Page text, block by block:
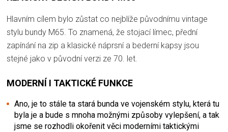
Hlavním cílem bylo zůstat co nejblíže původnímu vintage
stylu bundy M65. To znamená, že stojací límec, přední
zapínání na zip a klasické náprsní a bederní kapsy jsou
stejné jako v původní verzi ze 70. let.
MODERNÍ I TAKTICKÉ FUNKCE
Ano, je to stále ta stará bunda ve vojenském stylu, která tu
byla je a bude s mnoha možnými způsoby vylepšení, a tak
jsme se rozhodli okořenit věci moderními taktickými